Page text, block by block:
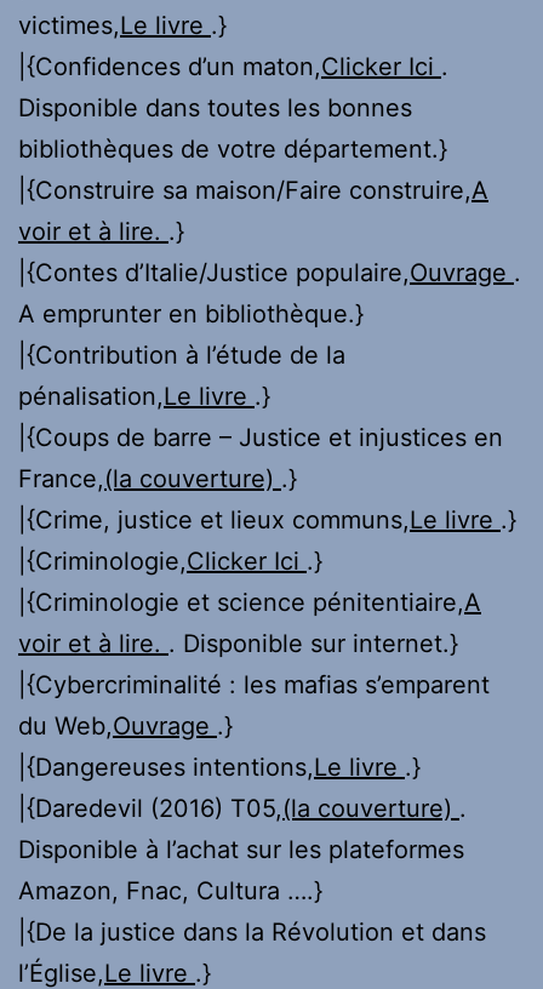
victimes,Le livre .}
|{Confidences d’un maton,Clicker Ici .
Disponible dans toutes les bonnes
bibliothèques de votre département.}
|{Construire sa maison/Faire construire,A
voir et à lire. .}
|{Contes d’Italie/Justice populaire,Ouvrage .
A emprunter en bibliothèque.}
|{Contribution à l’étude de la
pénalisation,Le livre .}
|{Coups de barre – Justice et injustices en
France,(la couverture) .}
|{Crime, justice et lieux communs,Le livre .}
|{Criminologie,Clicker Ici .}
|{Criminologie et science pénitentiaire,A
voir et à lire. . Disponible sur internet.}
|{Cybercriminalité : les mafias s’emparent
du Web,Ouvrage .}
|{Dangereuses intentions,Le livre .}
|{Daredevil (2016) T05,(la couverture) .
Disponible à l’achat sur les plateformes
Amazon, Fnac, Cultura ….}
|{De la justice dans la Révolution et dans
l’Église,Le livre .}